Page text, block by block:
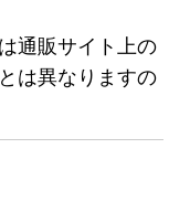
通販サイト上の
は異なりますの